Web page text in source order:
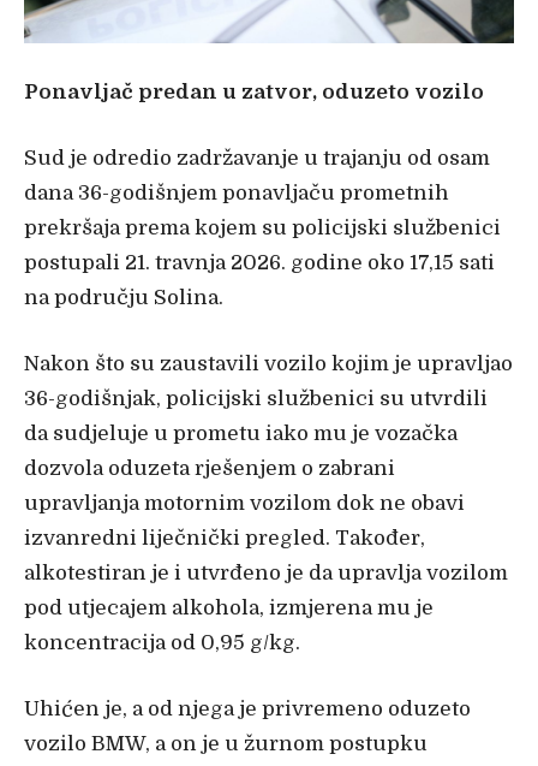
Ponavljač predan u zatvor, oduzeto vozilo
Sud je odredio zadržavanje u trajanju od osam
dana 36-godišnjem ponavljaču prometnih
prekršaja prema kojem su policijski službenici
postupali 21. travnja 2026. godine oko 17,15 sati
na području Solina.
Nakon što su zaustavili vozilo kojim je upravljao
36-godišnjak, policijski službenici su utvrdili
da sudjeluje u prometu iako mu je vozačka
dozvola oduzeta rješenjem o zabrani
upravljanja motornim vozilom dok ne obavi
izvanredni liječnički pregled. Također,
alkotestiran je i utvrđeno je da upravlja vozilom
pod utjecajem alkohola, izmjerena mu je
koncentracija od 0,95 g/kg.
Uhićen je, a od njega je privremeno oduzeto
vozilo BMW, a on je u žurnom postupku